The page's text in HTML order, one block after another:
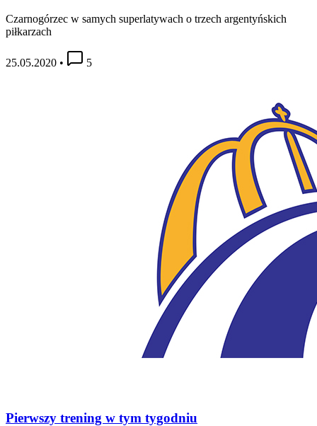
Czarnogórzec w samych superlatywach o trzech argentyńskich
piłkarzach
25.05.2020 • 5
Pierwszy trening w tym tygodniu